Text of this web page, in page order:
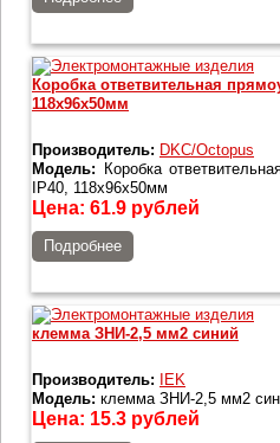
Коробка ответвительная
118х96х50мм
Производитель: DKC/Octopus
Модель: Коробка
IP40, 118х96х50мм
Цена: 61.9 рублей
Подробнее
клемма ЗНИ-2,5 мм2 синий
Производитель:
IEK
Модель: клемма ЗНИ-2,5 мм2
Цена: 15.3 рублей